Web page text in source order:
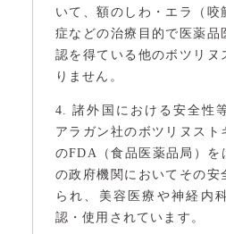
いて、額のしわ・エラ（咬
症などの治療目的で医薬品
認を得ている他のボツリヌ
りません。
4. 諸外国における安全性
アラガン社のボツリヌスト
のFDA（食品医薬品局）を
の政府機関においてその安
られ、美容医療や神経内
認・使用されています。